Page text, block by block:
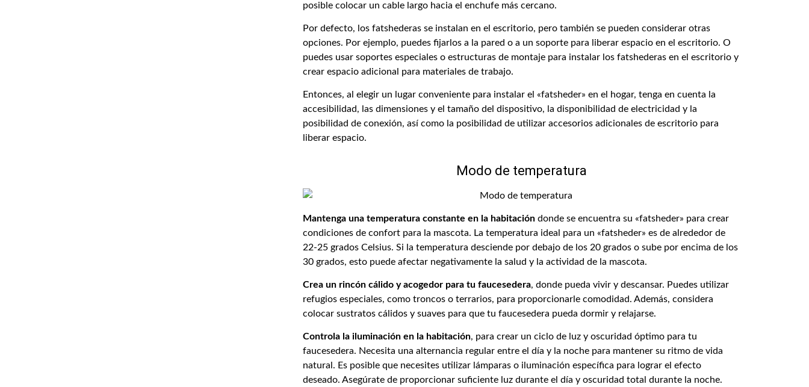
posible colocar un cable largo hacia el enchufe más cercano.
Por defecto, los fatshederas se instalan en el escritorio, pero también se pueden considerar otras
opciones. Por ejemplo, puedes fijarlos a la pared o a un soporte para liberar espacio en el escritorio. O
puedes usar soportes especiales o estructuras de montaje para instalar los fatshederas en el escritorio y
crear espacio adicional para materiales de trabajo.
Entonces, al elegir un lugar conveniente para instalar el «fatsheder» en el hogar, tenga en cuenta la
accesibilidad, las dimensiones y el tamaño del dispositivo, la disponibilidad de electricidad y la
posibilidad de conexión, así como la posibilidad de utilizar accesorios adicionales de escritorio para
liberar espacio.
Modo de temperatura
Mantenga una temperatura constante en la habitación donde se encuentra su «fatsheder» para crear
condiciones de confort para la mascota. La temperatura ideal para un «fatsheder» es de alrededor de
22-25 grados Celsius. Si la temperatura desciende por debajo de los 20 grados o sube por encima de los
30 grados, esto puede afectar negativamente la salud y la actividad de la mascota.
Crea un rincón cálido y acogedor para tu faucesedera, donde pueda vivir y descansar. Puedes utilizar
refugios especiales, como troncos o terrarios, para proporcionarle comodidad. Además, considera
colocar sustratos cálidos y suaves para que tu faucesedera pueda dormir y relajarse.
Controla la iluminación en la habitación, para crear un ciclo de luz y oscuridad óptimo para tu
faucesedera. Necesita una alternancia regular entre el día y la noche para mantener su ritmo de vida
natural. Es posible que necesites utilizar lámparas o iluminación específica para lograr el efecto
deseado. Asegúrate de proporcionar suficiente luz durante el día y oscuridad total durante la noche.